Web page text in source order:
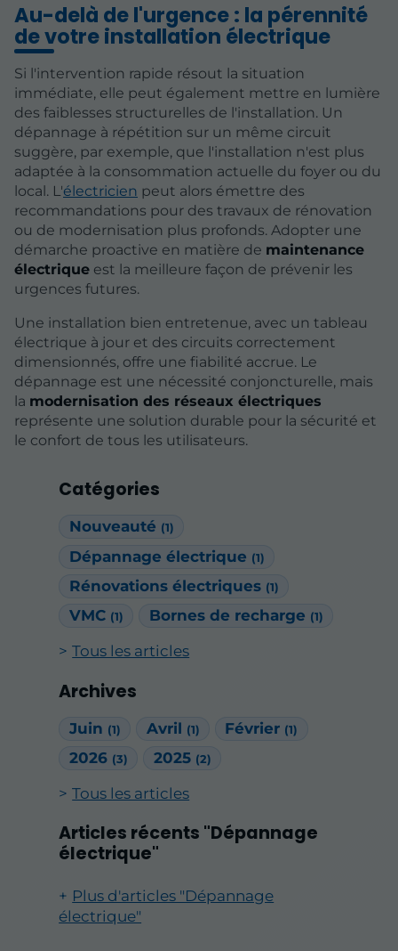
Catégories
Nouveauté (1)
Dépannage électrique (1)
Rénovations électriques (1)
VMC (1) Bornes de recharge (1)
Tous les articles
Archives
Juin (1) Avril (1) Février (1)
2026 (3) 2025 (2)
Tous les articles
Articles récents "Dépannage
électrique"
Plus d'articles "Dépannage
électrique"
Au-delà de l'urgence : la pérennité
de votre installation électrique
Si l'intervention rapide résout la situation
immédiate, elle peut également mettre en lumière
des faiblesses structurelles de l'installation. Un
dépannage à répétition sur un même circuit
suggère, par exemple, que l'installation n'est plus
adaptée à la consommation actuelle du foyer ou du
local. L'électricien peut alors émettre des
recommandations pour des travaux de rénovation
ou de modernisation plus profonds. Adopter une
démarche proactive en matière de maintenance
électrique est la meilleure façon de prévenir les
urgences futures.
Une installation bien entretenue, avec un tableau
électrique à jour et des circuits correctement
dimensionnés, offre une fiabilité accrue. Le
dépannage est une nécessité conjoncturelle, mais
la modernisation des réseaux électriques
représente une solution durable pour la sécurité et
le confort de tous les utilisateurs.